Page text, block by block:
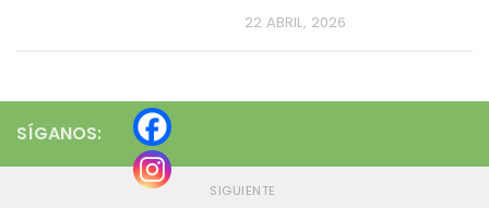
22 ABRIL, 2026
SÍGANOS:
SIGUIENTE